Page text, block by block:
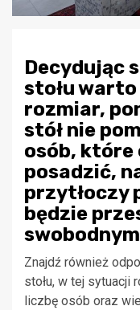
Decydując
stołu
rozmiar,
stół nie
osób, które
posadzić,
przytłoczy
będzie
Znajdź również
stołu, w tej sytuacji
liczbę osób oraz